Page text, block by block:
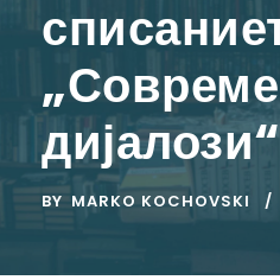
дијалози“
BY MARKO KOCHOVSKI